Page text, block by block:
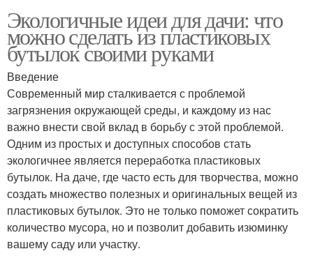
Экологичные идеи для дачи: что
можно сделать из пластиковых
бутылок своими руками
Введение
Современный мир сталкивается с проблемой
загрязнения окружающей среды, и каждому из нас
важно внести свой вклад в борьбу с этой проблемой.
Одним из простых и доступных способов стать
экологичнее является переработка пластиковых
бутылок. На даче, где часто есть для творчества, можно
создать множество полезных и оригинальных вещей из
пластиковых бутылок. Это не только поможет сократить
количество мусора, но и позволит добавить изюминку
вашему саду или участку.